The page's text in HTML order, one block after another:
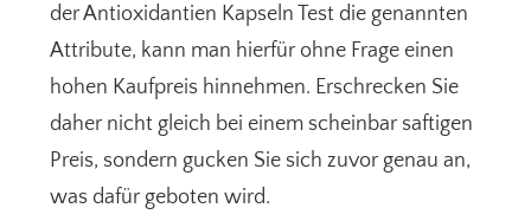
der Antioxidantien Kapseln Test die genannten
Attribute, kann man hierfür ohne Frage einen
hohen Kaufpreis hinnehmen. Erschrecken Sie
daher nicht gleich bei einem scheinbar saftigen
Preis, sondern gucken Sie sich zuvor genau an,
was dafür geboten wird.